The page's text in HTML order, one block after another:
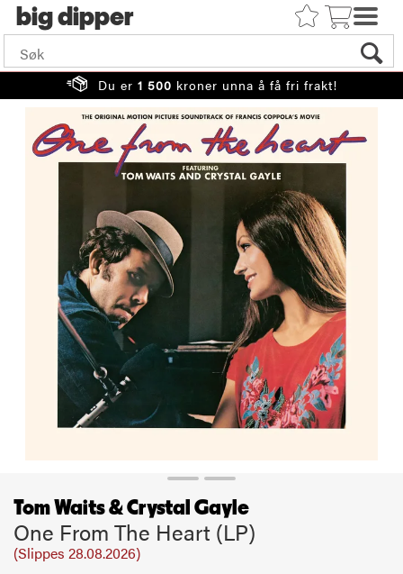
big
Du er 1 500 kroner unna å få fri frakt!
Tom Waits & Crystal Gayle
One From The Heart (LP)
(Slippes 28.08.2026)